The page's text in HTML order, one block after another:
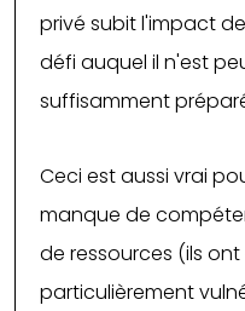
privé subit l'impact
défi auquel il n'est
suffisamment
Ceci est aussi vrai
manque de
de ressources (ils
particulièrement